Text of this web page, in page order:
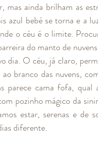
ainda brilham as
azul bebé se torna e a
o céu é o limite.
do manto de
dia. O céu, já claro,
branco das nuvens,
cama fofa, qual
pozinho mágico da
estar, serenas e de
diferente.